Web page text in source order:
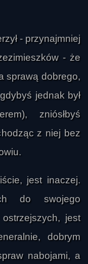
- przynajmniej
- że
sprawą dobrego,
jednak był
zniósłbyś
z niej bez
jest inaczej.
do swojego
jest
dobrym
nabojami, a